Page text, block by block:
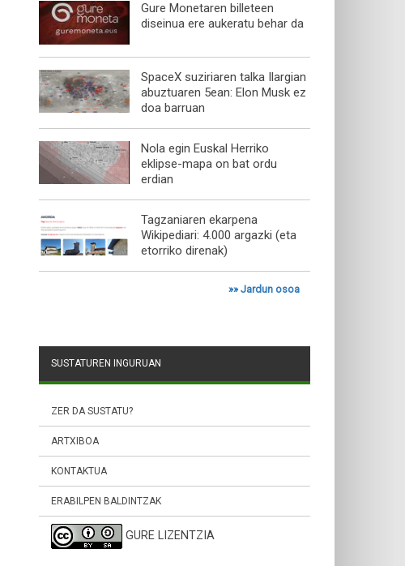
Gure Monetaren billeteen
diseinua ere aukeratu behar da
SpaceX suziriaren talka Ilargian
abuztuaren 5ean: Elon Musk ez
doa barruan
Nola egin Euskal Herriko
eklipse-mapa on bat ordu
erdian
Tagzaniaren ekarpena
Wikipediari: 4.000 argazki (eta
etorriko direnak)
»»Jardun osoa
SUSTATUREN INGURUAN
ZER DA SUSTATU?
ARTXIBOA
KONTAKTUA
ERABILPEN BALDINTZAK
GURE LIZENTZIA